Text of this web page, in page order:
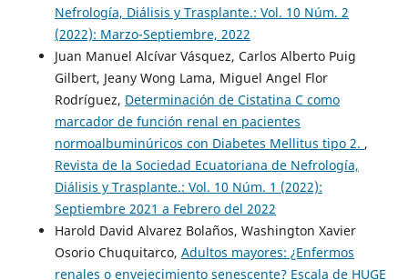
Nefrología, Diálisis y Trasplante.: Vol. 10 Núm. 2
(2022): Marzo-Septiembre, 2022
Juan Manuel Alcívar Vásquez, Carlos Alberto Puig
Gilbert, Jeany Wong Lama, Miguel Angel Flor
Rodríguez, Determinación de Cistatina C como
marcador de función renal en pacientes
normoalbuminúricos con Diabetes Mellitus tipo 2. ,
Revista de la Sociedad Ecuatoriana de Nefrología,
Diálisis y Trasplante.: Vol. 10 Núm. 1 (2022):
Septiembre 2021 a Febrero del 2022
Harold David Alvarez Bolaños, Washington Xavier
Osorio Chuquitarco, Adultos mayores: ¿Enfermos
renales o envejecimiento senescente? Escala de HUGE